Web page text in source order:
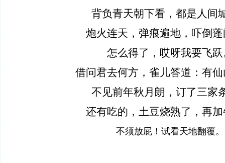
背负青天朝下看，都是人间
炮火连天，弹痕遍地，吓倒
怎么得了，哎呀我要飞跃
借问君去何方，雀儿答道：有
不见前年秋月朗，订了三家
还有吃的，土豆烧熟了，再
不须放屁！试看天地翻覆。